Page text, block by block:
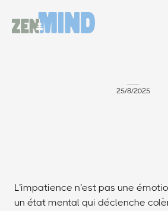
25/8/2025
L’impatience n’est pas une
un état mental qui déclenche